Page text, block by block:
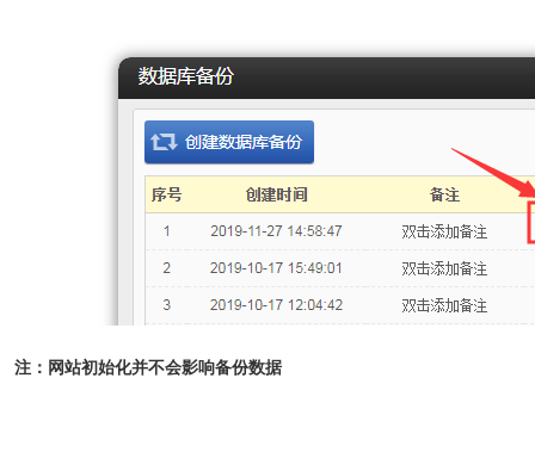
注：网站初始化并不会影响备份数据